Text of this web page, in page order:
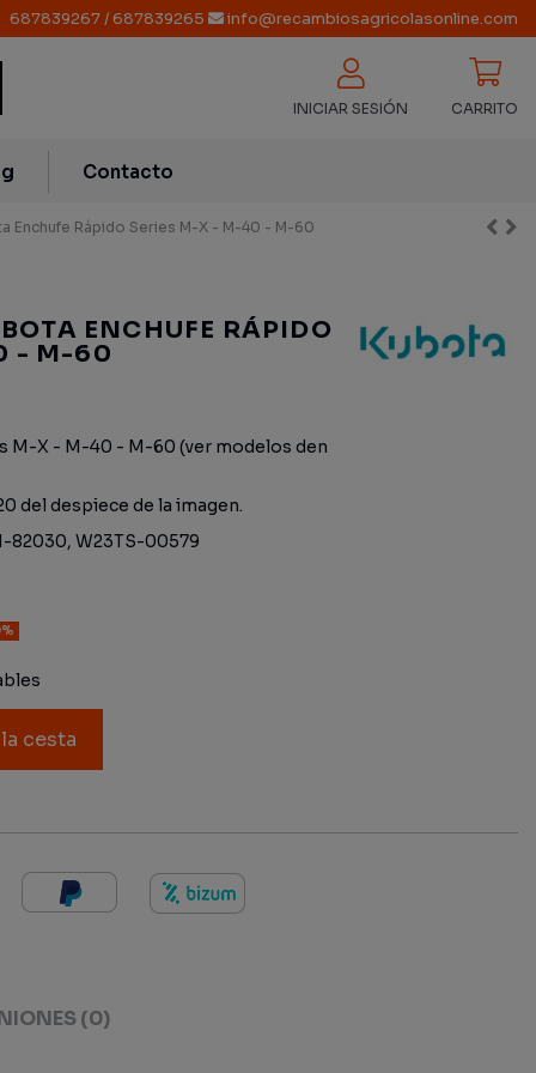
687839267/687839265 info@recambiosagricolasonline.com
INICIAR SESIÓN CARRITO
Contacto
Enchufe Rápido Series M-X - M-40 - M-60
ENCHUFE RÁPIDO
- M-60
M-X - M-40 - M-60 (ver modelos den
del despiece de la imagen.
82030, W23TS-00579
cesta
(0)